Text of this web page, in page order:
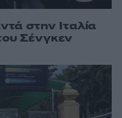
στην Ιταλία
Σένγκεν